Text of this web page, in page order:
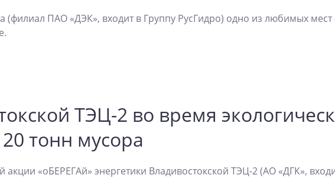
(филиал ПАО «ДЭК», входит в Группу РусГидро) одно из любимых
ТЭЦ-2 во время
тонн мусора
акции «оБЕРЕГАй» энергетики Владивостокской ТЭЦ-2 (АО «ДГК»,